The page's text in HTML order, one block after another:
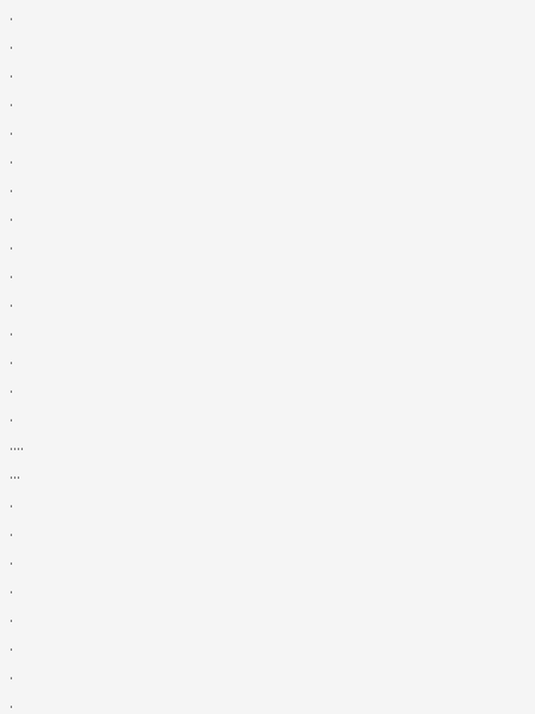
.
.
.
.
.
.
.
.
.
.
.
.
.
.
.
....
...
.
.
.
.
.
.
.
.